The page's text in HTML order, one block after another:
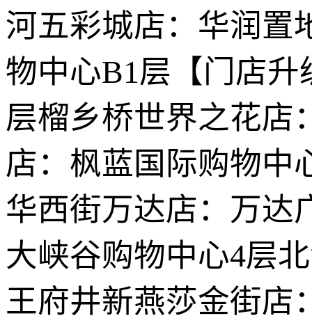
河五彩城店：华润置
物中心B1层【门店
层榴乡桥世界之花店
店：枫蓝国际购物中
华西街万达店：万
大峡谷购物中心4层
王府井新燕莎金街店